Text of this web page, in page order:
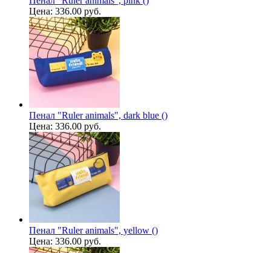
Цена: 336.00 руб.
Пенал "Ruler animals", dark blue ()
Цена: 336.00 руб.
Пенал "Ruler animals", yellow ()
Цена: 336.00 руб.